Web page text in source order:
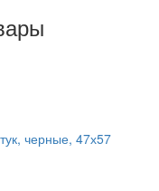
черные, 47х57